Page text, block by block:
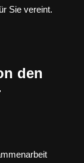
Sie vereint.
den